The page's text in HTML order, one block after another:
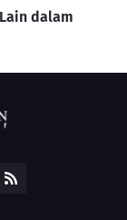
dalam